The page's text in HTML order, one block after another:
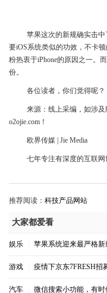
苹果这次的新规确实击
要iOS系统类似的功效，不卡
粉热衷于iPhone的原因之一。
份。
各位读者，你们觉得呢？
来源：线上采编，如涉
o2ojie.com！
欧界传媒 | Jie Media
七年专注有深度的互联网
推荐阅读： 科技产品网站
大家都爱看
娱乐 苹果系统迎来最严格新
游戏 疫情下京东7FRESH招
汽车 微信搜索小功能，有